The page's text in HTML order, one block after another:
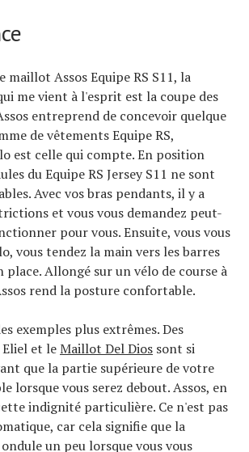
maillot Assos Equipe RS S11, la
me vient à l'esprit est la coupe des
entreprend de concevoir quelque
de vêtements Equipe RS,
est celle qui compte. En position
du Equipe RS Jersey S11 ne sont
Avec vos bras pendants, il y a
et vous vous demandez peut-
pour vous. Ensuite, vous vous
vous tendez la main vers les barres
Allongé sur un vélo de course à
rend la posture confortable.
exemples plus extrêmes. Des
et leMaillot Del Dios sont si
que la partie supérieure de votre
lorsque vous serez debout. Assos, en
indignité particulière. Ce n'est pas
car cela signifie que la
un peu lorsque vous vous